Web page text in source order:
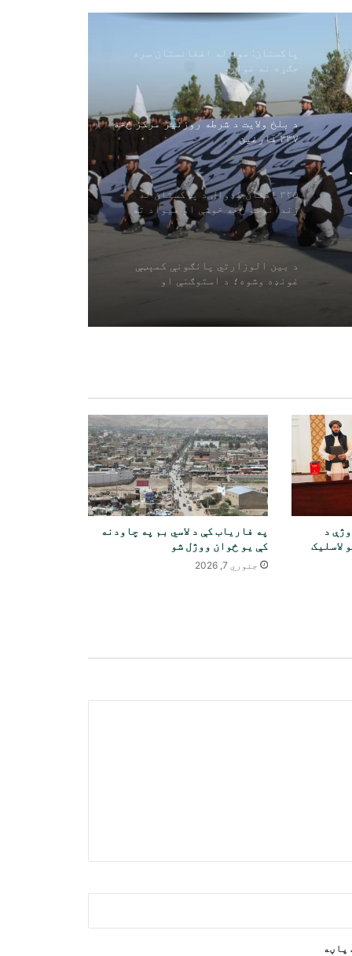
جګړه نه غواړو
د بلخ ولایت د شرطه روزنیز مرکز څخه
۳۲۵ افغان کډوال د پاکستان له
زندانونو څخه خوشې او هیواد ته
راستانه شوي
د بین الوزارتي پانګونې کمېټې
غونډه وشوه؛ د استوګنې او
سوداګریزو پلانونو بیاکتنه
اوچا: افغانستان لا هم د نړۍ له یو
منعکسوي
د پاکستان څخه د راستنیدونکو ۱۷
سوداګرو او صنعتکارانو د اسنادو
بیاکتنه
ملګري ملتونه: د افغانستان د څوکۍ
په اړه پریکړه د غړو هیوادونو په
صلاحیت کې ده
په سرپل ولایت کې د زرګونو کسانو په
زندانونو څخه خوشې او هیواد ته
پروژې د
لاسلیک
په فاریاب کې د لاسي بم په چاودنه
کې یو ځوان ووژل شو
جنوري 7, 2026
پاڼه